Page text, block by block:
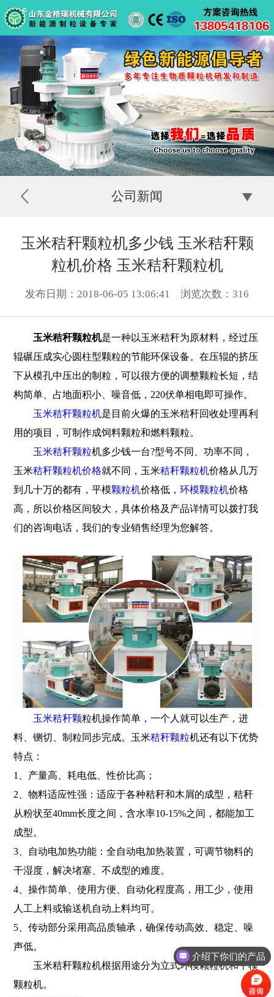
公司新闻
玉米秸秆颗粒机多少钱 玉米秸秆颗
粒机价格 玉米秸秆颗粒机
发布日期：2018-06-05 13:06:41 浏览次数： 316
玉米秸秆颗粒机是一种以玉米秸秆为原材料，经过压
辊碾压成实心圆柱型颗粒的节能环保设备。在压辊的挤压
下从模孔中压出的制粒，可以很方便的调整颗粒长短，结
构简单、占地面积小、噪音低，220伏单相电即可操作。
玉米秸秆颗粒机是目前火爆的玉米秸秆回收处理再利
用的项目，可制作成饲料颗粒和燃料颗粒。
玉米秸秆颗粒机多少钱一台?型号不同、功率不同，
玉米秸秆颗粒机价格就不同，玉米秸秆颗粒机价格从几万
到几十万的都有，平模颗粒机价格低，环模颗粒机价格
高，所以价格区间较大，具体价格及产品详情可以拨打我
们的咨询电话，我们的专业销售经理为您解答。
玉米秸秆颗粒机操作简单，一个人就可以生产，进
料、铡切、制粒同步完成。玉米秸秆颗粒机还有以下优势
特点：
1、产量高、耗电低、性价比高；
2、物料适应性强：适应于各种秸秆和木屑的成型，秸秆
从粉状至40mm长度之间，含水率10-15%之间，都能加工
成型。
3、自动电加热功能：全自动电加热装置，可调节物料的
干湿度，解决堵塞、不成型的难度。
4、操作简单、使用方便、自动化程度高，用工少，使用
人工上料或输送机自动上料均可。
5、传动部分采用高品质轴承，确保传动高效、稳定、噪
声低。
玉米秸秆颗粒机根据用途分为立式环模颗粒机和平模
颗粒机。
介绍下你们的产品